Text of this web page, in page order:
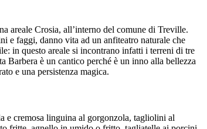
areale Crosia, all’interno del comune di Treville.
e faggi, danno vita ad un anfiteatro naturale che
in questo areale si incontrano infatti i terreni di tre
Barbera è un cantico perché è un inno alla bellezza
e una persistenza magica.
e cremosa linguina al gorgonzola, tagliolini al